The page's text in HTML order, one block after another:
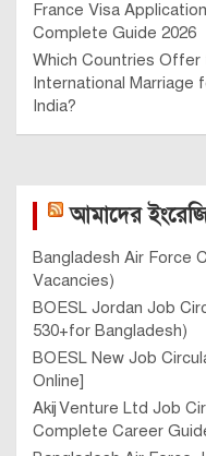
France Visa
Complete Guide 2026
Which Countries
International Marriage
India?
আমাদের
Bangladesh Air Force
Vacancies)
BOESL Jordan Job
530+for Bangladesh)
BOESL New Job
Online]
Akij Venture Ltd Job
Complete Career